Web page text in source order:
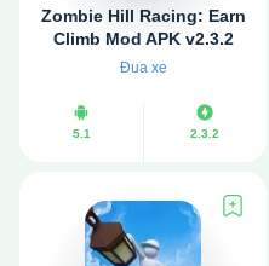
Zombie Hill Racing: Earn
Climb Mod APK v2.3.2
(Vô hạn tiền)
Đua xe
5.1 2.3.2